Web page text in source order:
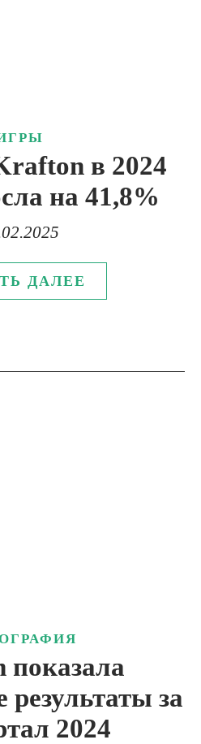
в 2024
на 41,8%
ДАЛЕЕ
за
2024